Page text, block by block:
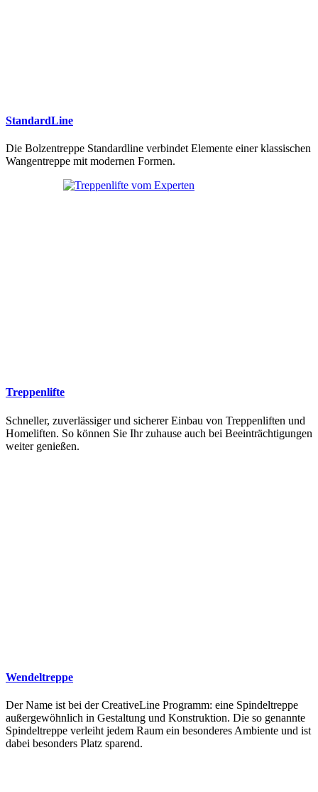
StandardLine
Die Bolzentreppe Standardline verbindet Elemente einer klassischen
Wangentreppe mit modernen Formen.
Treppenlifte
Schneller, zuverlässiger und sicherer Einbau von Treppenliften und
Homeliften. So können Sie Ihr zuhause auch bei Beeinträchtigungen
weiter genießen.
Wendeltreppe
Der Name ist bei der CreativeLine Programm: eine Spindeltreppe
außergewöhnlich in Gestaltung und Konstruktion. Die so genannte
Spindeltreppe verleiht jedem Raum ein besonderes Ambiente und ist
dabei besonders Platz sparend.